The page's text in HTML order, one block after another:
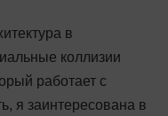
в
коллизии
работает с
я заинтересована в